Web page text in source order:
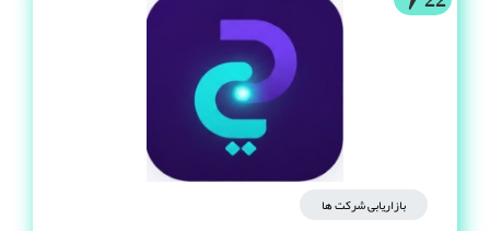
بازاریابی شرکت ها